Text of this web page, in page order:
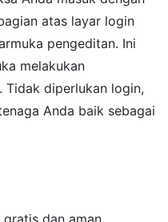
atas layar login
pengeditan. Ini
melakukan
Tidak diperlukan login,
Anda baik sebagai
dan aman